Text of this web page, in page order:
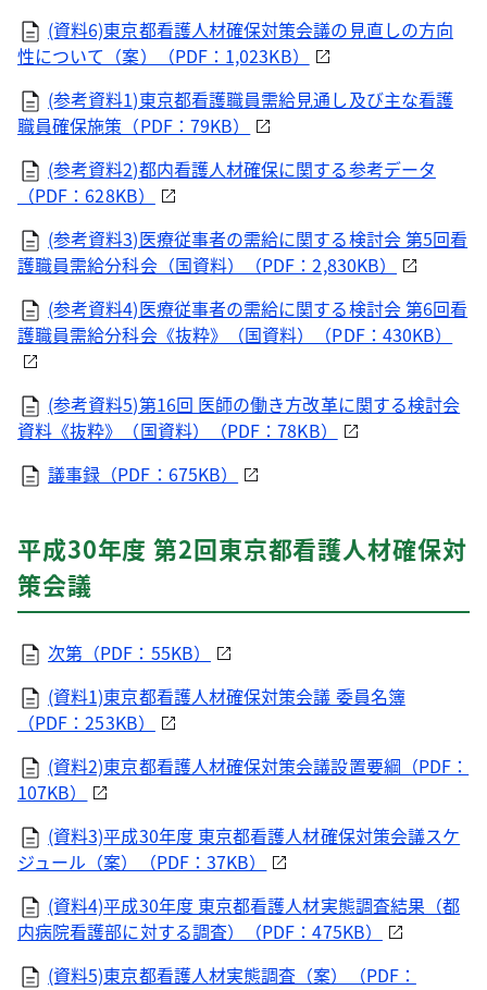
(資料6)東京都看護人材確保対策会議の見直しの方向
性について（案）（PDF：1,023KB）
(参考資料1)東京都看護職員需給見通し及び主な看護
職員確保施策（PDF：79KB）
(参考資料2)都内看護人材確保に関する参考データ
（PDF：628KB）
(参考資料3)医療従事者の需給に関する検討会 第5回看
護職員需給分科会（国資料）（PDF：2,830KB）
(参考資料4)医療従事者の需給に関する検討会 第6回看
護職員需給分科会《抜粋》（国資料）（PDF：430KB）
(参考資料5)第16回 医師の働き方改革に関する検討会
資料《抜粋》（国資料）（PDF：78KB）
議事録（PDF：675KB）
平成30年度 第2回東京都看護人材確保対
策会議
次第（PDF：55KB）
(資料1)東京都看護人材確保対策会議 委員名簿
（PDF：253KB）
(資料2)東京都看護人材確保対策会議設置要綱（PDF：
107KB）
(資料3)平成30年度 東京都看護人材確保対策会議スケ
ジュール（案）（PDF：37KB）
(資料4)平成30年度 東京都看護人材実態調査結果（都
内病院看護部に対する調査）（PDF：475KB）
(資料5)東京都看護人材実態調査（案）（PDF：